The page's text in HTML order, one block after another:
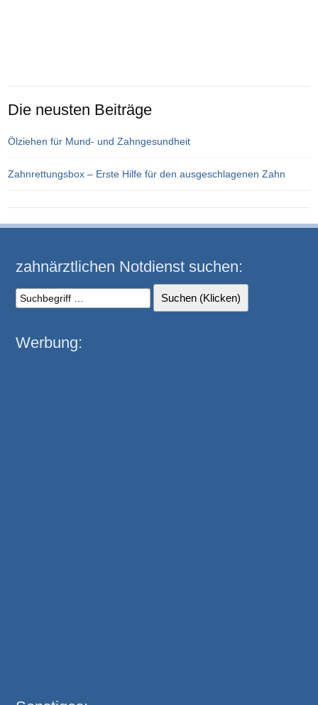
Die neusten Beiträge
Ölziehen für Mund- und Zahngesundheit
Zahnrettungsbox – Erste Hilfe für den ausgeschlagenen Zahn
zahnärztlichen Notdienst suchen:
Werbung: